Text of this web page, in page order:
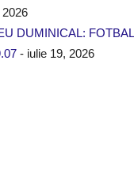
DUMINICAL:
- iulie 19, 2026